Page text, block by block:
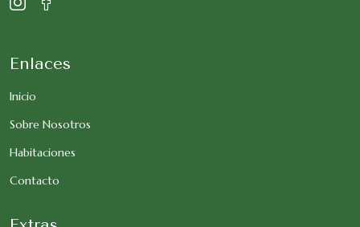
Enlaces
Inicio
Sobre Nosotros
Habitaciones
Contacto